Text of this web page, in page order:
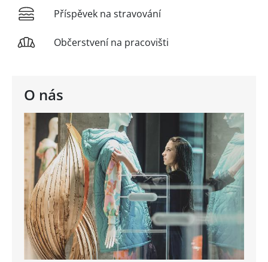
O nás
Příspěvek na stravování
Občerstvení na pracovišti